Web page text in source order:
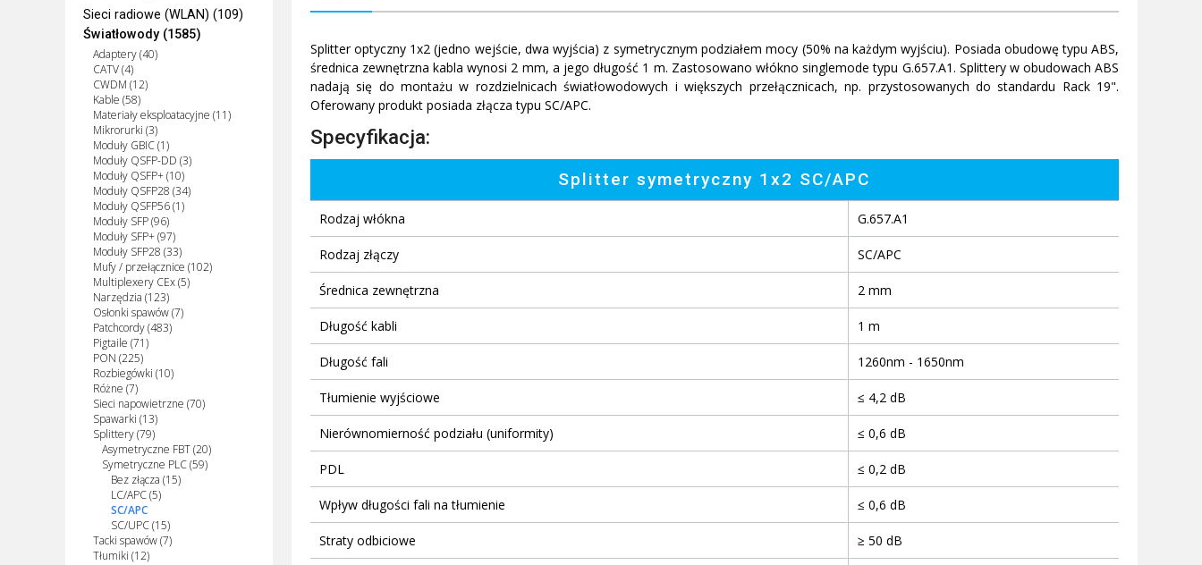
Sieci radiowe (WLAN) (109)
Światłowody (1585)
Adaptery (40)
CATV (4)
CWDM (12)
Kable (58)
Materiały eksploatacyjne (11)
Mikrorurki (3)
Moduły GBIC (1)
Moduły QSFP-DD (3)
Moduły QSFP+ (10)
Moduły QSFP28 (34)
Moduły QSFP56 (1)
Moduły SFP (96)
Moduły SFP+ (97)
Moduły SFP28 (33)
Mufy / przełącznice (102)
Multiplexery CEx (5)
Narzędzia (123)
Osłonki spawów (7)
Patchcordy (483)
Pigtaile (71)
PON (225)
Rozbiegówki (10)
Różne (7)
Sieci napowietrzne (70)
Spawarki (13)
Splittery (79)
Asymetryczne FBT (20)
Symetryczne PLC (59)
Bez złącza (15)
LC/APC (5)
SC/APC
SC/UPC (15)
Tacki spawów (7)
Tłumiki (12)
Splitter optyczny 1x2 (jedno wejście, dwa wyjścia) z symetrycznym podziałem mocy (50% na każdym wyjściu). Posiada obudowę typu ABS,
średnica zewnętrzna kabla wynosi 2 mm, a jego długość 1 m. Zastosowano włókno singlemode typu G.657.A1. Splittery w obudowach ABS
nadają się do montażu w rozdzielnicach światłowodowych i większych przełącznicach, np. przystosowanych do standardu Rack 19".
Oferowany produkt posiada złącza typu SC/APC.
Specyfikacja:
Splitter symetryczny 1x2 SC/APC
Rodzaj włókna G.657.A1
Rodzaj złączy SC/APC
Średnica zewnętrzna 2 mm
Długość kabli 1 m
Długość fali 1260nm - 1650nm
Tłumienie wyjściowe ≤ 4,2 dB
Nierównomierność podziału (uniformity) ≤ 0,6 dB
PDL ≤ 0,2 dB
Wpływ długości fali na tłumienie ≤ 0,6 dB
Straty odbiciowe ≥ 50 dB